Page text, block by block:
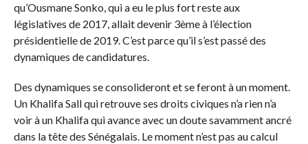
qu’Ousmane Sonko, qui a eu le plus fort reste aux
législatives de 2017, allait devenir 3ème à l’élection
présidentielle de 2019. C’est parce qu’il s’est passé des
dynamiques de candidatures.
Des dynamiques se consolideront et se feront à un moment.
Un Khalifa Sall qui retrouve ses droits civiques n’a rien n’a
voir à un Khalifa qui avance avec un doute savamment ancré
dans la tête des Sénégalais. Le moment n’est pas au calcul